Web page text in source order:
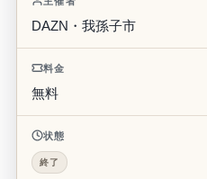
千葉県習志野市津田沼1-23-
DAZN・我孫子市
無料